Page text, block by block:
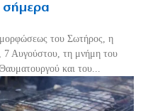
σήμερα
του Σωτήρος, η
7 Αυγούστου, τη μνήμη του
και του...